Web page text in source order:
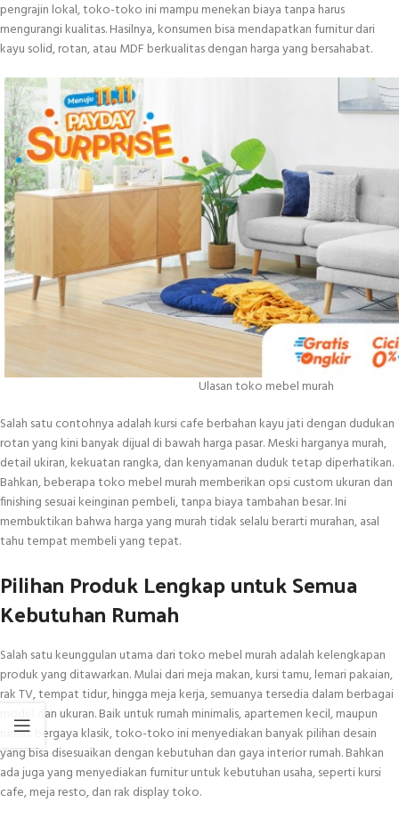
pengrajin lokal, toko-toko ini mampu menekan biaya tanpa harus
mengurangi kualitas. Hasilnya, konsumen bisa mendapatkan furnitur dari
kayu solid, rotan, atau MDF berkualitas dengan harga yang bersahabat.
Ulasan toko mebel murah
Salah satu contohnya adalah kursi cafe berbahan kayu jati dengan dudukan
rotan yang kini banyak dijual di bawah harga pasar. Meski harganya murah,
detail ukiran, kekuatan rangka, dan kenyamanan duduk tetap diperhatikan.
Bahkan, beberapa toko mebel murah memberikan opsi custom ukuran dan
finishing sesuai keinginan pembeli, tanpa biaya tambahan besar. Ini
membuktikan bahwa harga yang murah tidak selalu berarti murahan, asal
tahu tempat membeli yang tepat.
Pilihan Produk Lengkap untuk Semua
Kebutuhan Rumah
Salah satu keunggulan utama dari toko mebel murah adalah kelengkapan
produk yang ditawarkan. Mulai dari meja makan, kursi tamu, lemari pakaian,
rak TV, tempat tidur, hingga meja kerja, semuanya tersedia dalam berbagai
model dan ukuran. Baik untuk rumah minimalis, apartemen kecil, maupun
rumah bergaya klasik, toko-toko ini menyediakan banyak pilihan desain
yang bisa disesuaikan dengan kebutuhan dan gaya interior rumah. Bahkan
ada juga yang menyediakan furnitur untuk kebutuhan usaha, seperti kursi
cafe, meja resto, dan rak display toko.